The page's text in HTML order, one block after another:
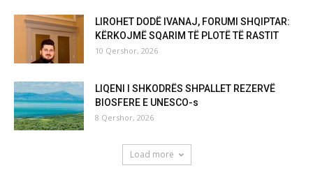
LIROHET DODË IVANAJ, FORUMI SHQIPTAR:
KËRKOJMË SQARIM TË PLOTË TË RASTIT
10 Qershor, 2026
LIQENI I SHKODRËS SHPALLET REZERVË
BIOSFERE E UNESCO-s
8 Qershor, 2026
Load more